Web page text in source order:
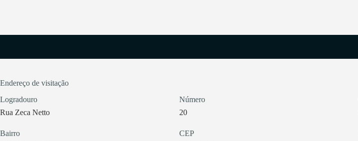
Endereço de visitação
Logradouro
Rua Zeca Netto
Número
20
Bairro
CEP